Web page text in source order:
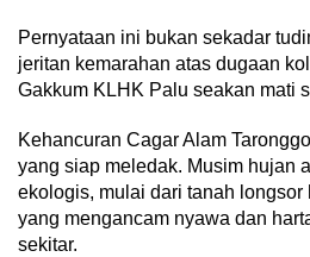
Pernyataan ini bukan sekadar
jeritan kemarahan atas dugaan
Gakkum KLHK Palu seakan mati
Kehancuran Cagar Alam
yang siap meledak. Musim hujan
ekologis, mulai dari tanah
yang mengancam nyawa dan
sekitar.